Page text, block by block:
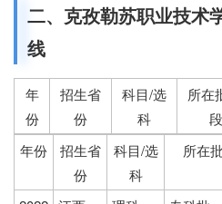
二、克孜勒苏职业技术
线
年
份
招生省
份
科目/选
科
所在
段
年份
招生省
份
科目/选
科
所在